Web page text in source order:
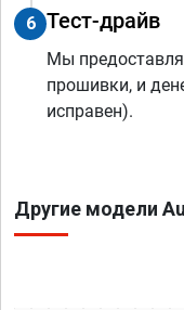
6 Тест-драйв
Мы
прошивки, и
исправен).
Другие модели